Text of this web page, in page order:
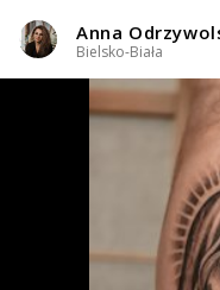
Anna
Bielsko-Biała